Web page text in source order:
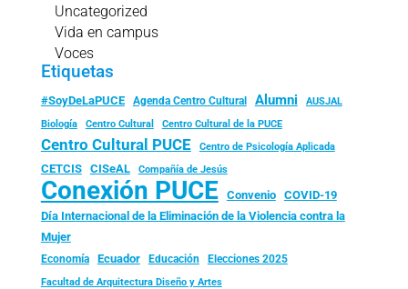
Uncategorized
Vida en campus
Voces
Etiquetas
#SoyDeLaPUCE Agenda Centro Cultural Alumni
AUSJAL
Biología
Centro Cultural Centro Cultural de la PUCE
Centro Cultural PUCE Centro de Psicología Aplicada
CETCIS CISeAL Compañía de Jesús
Conexión PUCE Convenio
COVID-19
Día Internacional de la Eliminación de la Violencia contra la
Mujer
Economía Ecuador Educación Elecciones 2025
Facultad de Arquitectura Diseño y Artes